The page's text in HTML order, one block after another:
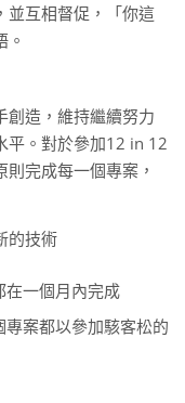
並互相督促，「你這
創造，維持繼續努力
平。對於參加12 in 12
完成每一個專案，
的技術
在一個月內完成
案都以參加駭客松的